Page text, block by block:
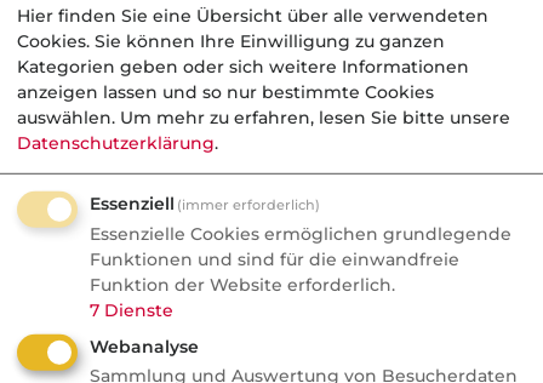
Aus der dvb-Redaktion
Kurios
Nachrichten
Gala fürs Geld: Wenn
Finanzjournalisten zu
Klatschreportern werden
Personalien bringen mehr Klicks als
fundierte Analysen. Redakteure verraten
Hier finden Sie eine Übersicht über alle verwendeten
Cookies. Sie können Ihre Einwilligung zu ganzen
Kategorien geben oder sich weitere Informationen
anzeigen lassen und so nur bestimmte Cookies
auswählen. Um mehr zu erfahren, lesen Sie bitte unsere
Datenschutzerklärung.
Essenziell (immer erforderlich)
Essenzielle Cookies ermöglichen grundlegende
Funktionen und sind für die einwandfreie
Funktion der Website erforderlich.
7 Dienste
Webanalyse
Sammlung und Auswertung von Besucherdaten